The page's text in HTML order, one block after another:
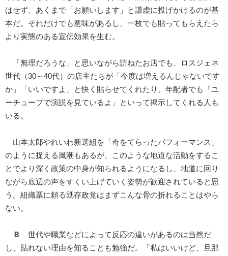
はせず、あくまで「お願いします」と謙虚に投げかけるのが基
本だ。それだけでも意味があるし、一枚でも貼ってもらえたら
より実態のある宣伝効果を生む。
「無理だろうな」と思いながら訪ねたお店でも、ロスジェネ
世代（30～40代）の店主たちが「今度は増えるんじゃないです
か」「いいですよ」と快く貼らせてくれたり、年配者でも「ユ
ーチューブで演説を見ているよ」といって掲示してくれる人も
いる。
山本太郎やれいわ新選組を「奇をてらったパフォーマンス」
のように捉える風潮もあるが、このような地道な活動をするこ
とでより深く政策の中身が知られるようになるし、地道に回り
ながら底辺の声をすくい上げていく姿勢が歓迎されていると思
う。組織票に頼る既存政党はまずこんな骨の折れることはやら
ない。
Ｂ
世代や職業などによって反応の違いがあるのは当然だ
し、貼れない理由を知ることも勉強だ。「私はいいけど、旦那